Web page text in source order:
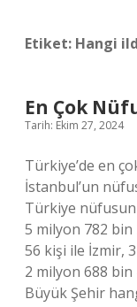
Etiket: Hangi
En Çok
Tarih: Ekim 27, 2024
Türkiye’de en
İstanbul’un
Türkiye
5 milyon 782
56 kişi ile İzmir,
2 milyon 688
Büyük Şehir